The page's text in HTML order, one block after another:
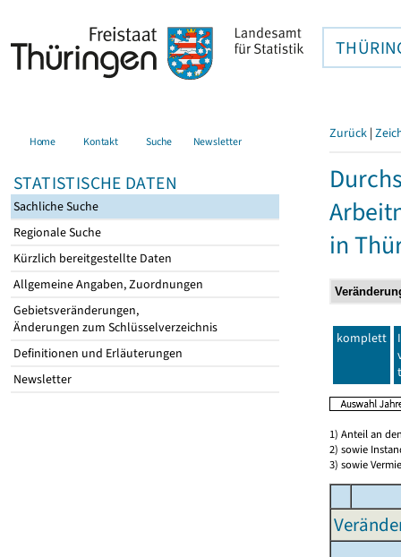
Home Kontakt Suche Newsletter
STATISTISCHE DATEN
Sachliche Suche
Regionale Suche
Kürzlich bereitgestellte Daten
Allgemeine Angaben, Zuordnungen
Gebietsveränderungen,
Änderungen zum Schlüsselverzeichnis
Definitionen und Erläuterungen
Newsletter
Zurück |
in
komplett
1) Anteil an
2) sowie
3) sowie